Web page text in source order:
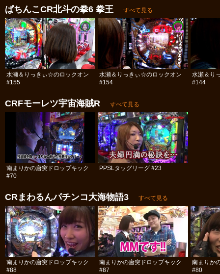
ぱちんこCR北斗の拳6 拳王 すべて見る
水瀬＆りっきぃ☆のロックオン
#155
水瀬＆りっきぃ☆のロックオン
#154
水瀬＆り
#144
CRFモーレツ宇宙海賊R すべて見る
南まりかの唐突ドロップキック
#70
PPSLタッグリーグ #23
CRまわるんパチンコ大海物語3 すべて見る
南まりかの唐突ドロップキック
#88
南まりかの唐突ドロップキック
#87
南まりか
#80